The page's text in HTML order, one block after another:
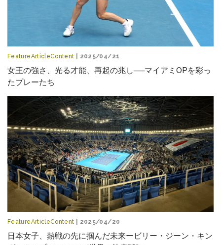
FeatureArticleContent | 2025/04/21
女王の強さ、光る才能、再起の兆し──マイアミOPを彩っ
たプレーたち
FeatureArticleContent | 2025/04/20
日本女子、熱戦の先に掴んだ未来ービリー・ジーン・キン